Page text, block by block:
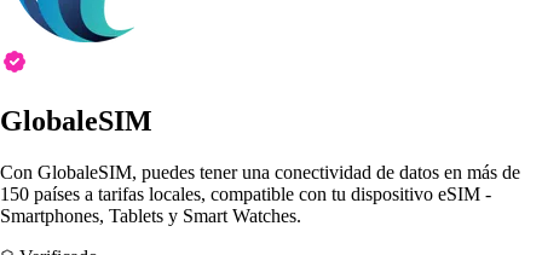
GlobaleSIM
Con GlobaleSIM, puedes tener una conectividad de datos en más de
150 países a tarifas locales, compatible con tu dispositivo eSIM -
Smartphones, Tablets y Smart Watches.